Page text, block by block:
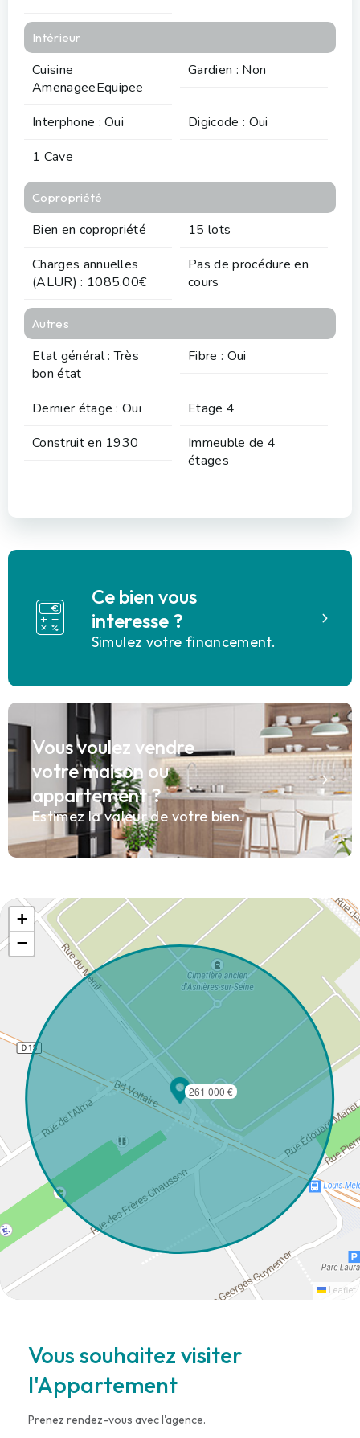
Intérieur
Cuisine
AmenageeEquipee
Gardien : Non
Interphone : Oui
Digicode : Oui
1 Cave
Copropriété
Bien en copropriété
15 lots
Charges annuelles
(ALUR) : 1085.00€
Pas de procédure en
cours
Autres
Etat général : Très
bon état
Fibre : Oui
Dernier étage : Oui
Etage 4
Construit en 1930
Immeuble de 4
étages
Ce bien vous
interesse ?
Simulez votre financement.
Vous voulez vendre
votre maison ou
appartement ?
Estimez la valeur de votre bien.
261 000 €
+
−
Leaflet
Vous souhaitez visiter
l'Appartement
Prenez rendez-vous avec l'agence.